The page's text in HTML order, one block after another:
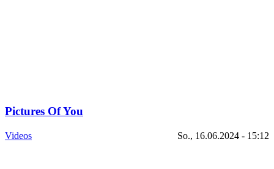
Pictures Of You
Videos So., 16.06.2024 - 15:12